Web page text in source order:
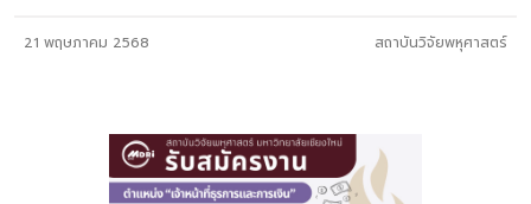
21 พฤษภาคม 2568 สถาบันวิจัยพหุศาสตร์